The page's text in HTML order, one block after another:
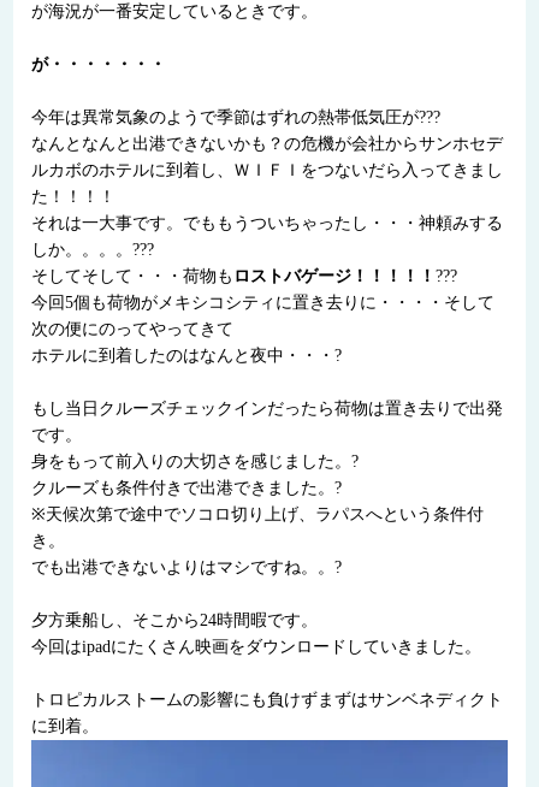
が海況が一番安定しているときです。
が・・・・・・・
今年は異常気象のようで季節はずれの熱帯低気圧が???
なんとなんと出港できないかも？の危機が会社からサンホセデ
ルカボのホテルに到着し、ＷＩＦＩをつないだら入ってきまし
た！！！！
それは一大事です。でももうついちゃったし・・・神頼みする
しか。。。。???
そしてそして・・・荷物も ロストバゲージ！！！！！???
今回5個も荷物がメキシコシティに置き去りに・・・・そして
次の便にのってやってきて
ホテルに到着したのはなんと夜中・・・?
もし当日クルーズチェックインだったら荷物は置き去りで出発
です。
身をもって前入りの大切さを感じました。?
クルーズも条件付きで出港できました。?
※天候次第で途中でソコロ切り上げ、ラパスへという条件付
き。
でも出港できないよりはマシですね。。?
夕方乗船し、そこから24時間暇です。
今回はipadにたくさん映画をダウンロードしていきました。
トロピカルストームの影響にも負けずまずはサンベネディクト
に到着。